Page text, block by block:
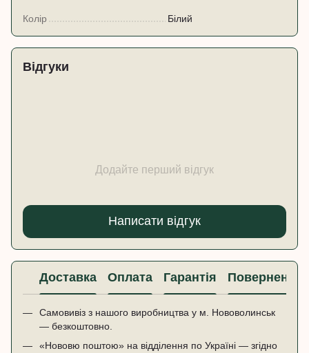
Колір Білий
Відгуки
Додайте перший відгук
Написати відгук
Доставка Оплата Гарантія Повернення
Самовивіз з нашого виробництва у м. Нововолинськ
— безкоштовно.
«Нововю поштою» на відділення по Україні — згідно